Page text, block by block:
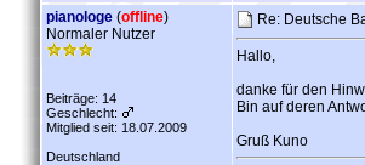
pianologe (offline)
Normaler Nutzer
Beiträge: 14
Geschlecht:
Mitglied seit: 18.07.2009
Deutschland
Re: Deutsche
Hallo,
danke für den
Bin auf deren
Gruß Kuno